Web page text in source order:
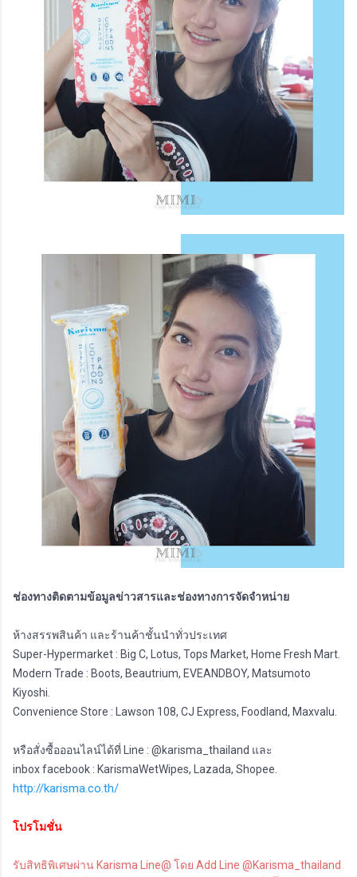
ช่องทางติดตามข้อมูลข่าวสารและช่องทางการจัดจำหน่าย
ห้างสรรพสินค้า และร้านค้าชั้นนำทั่วประเทศ
Super-Hypermarket : Big C, Lotus, Tops Market, Home Fresh Mart.
Modern Trade : Boots, Beautrium, EVEANDBOY, Matsumoto
Kiyoshi.
Convenience Store : Lawson 108, CJ Express, Foodland, Maxvalu.
หรือสั่งซื้อออนไลน์ได้ที่ Line : @karisma_thailand และ
inbox facebook : KarismaWetWipes, Lazada, Shopee.
http://karisma.co.th/
โปรโมชั่น
รับสิทธิพิเศษผ่าน Karisma Line@ โดย Add Line @Karisma_thailand